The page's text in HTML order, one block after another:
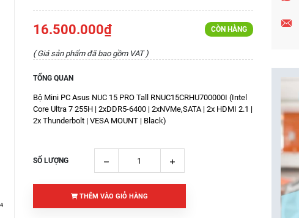
16.500.000₫ CÒN HÀNG
( Giá sản phẩm đã bao gồm VAT )
TỔNG QUAN
Bộ Mini PC Asus NUC 15 PRO Tall RNUC15CRHU700000I (Intel
Core Ultra 7 255H | 2xDDR5-6400 | 2xNVMe,SATA | 2x HDMI 2.1 |
2x Thunderbolt | VESA MOUNT | Black)
SỐ LƯỢNG
THÊM VÀO GIỎ HÀNG